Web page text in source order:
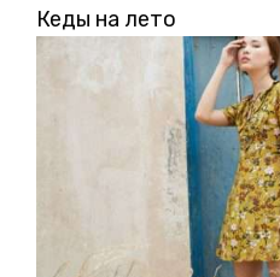
Кеды на лето